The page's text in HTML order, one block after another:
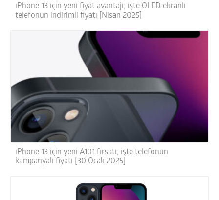
iPhone 13 için yeni fiyat avantajı; işte OLED ekranlı
telefonun indirimli fiyatı [Nisan 2025]
iPhone 13 için yeni A101 fırsatı; işte telefonun
kampanyalı fiyatı [30 Ocak 2025]